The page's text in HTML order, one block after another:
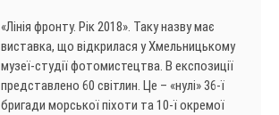
«Лінія фронту. Рік 2018». Таку назву має
виставка, що відкрилася у Хмельницькому
музеї-студії фотомистецтва. В експозиції
представлено 60 світлин. Це – «нулі» 36-ї
бригади морської піхоти та 10-ї окремої